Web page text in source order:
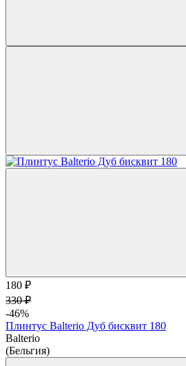
180 ₽
330 ₽
-46%
Плинтус Balterio Дуб бисквит 180
Balterio
(Бельгия)